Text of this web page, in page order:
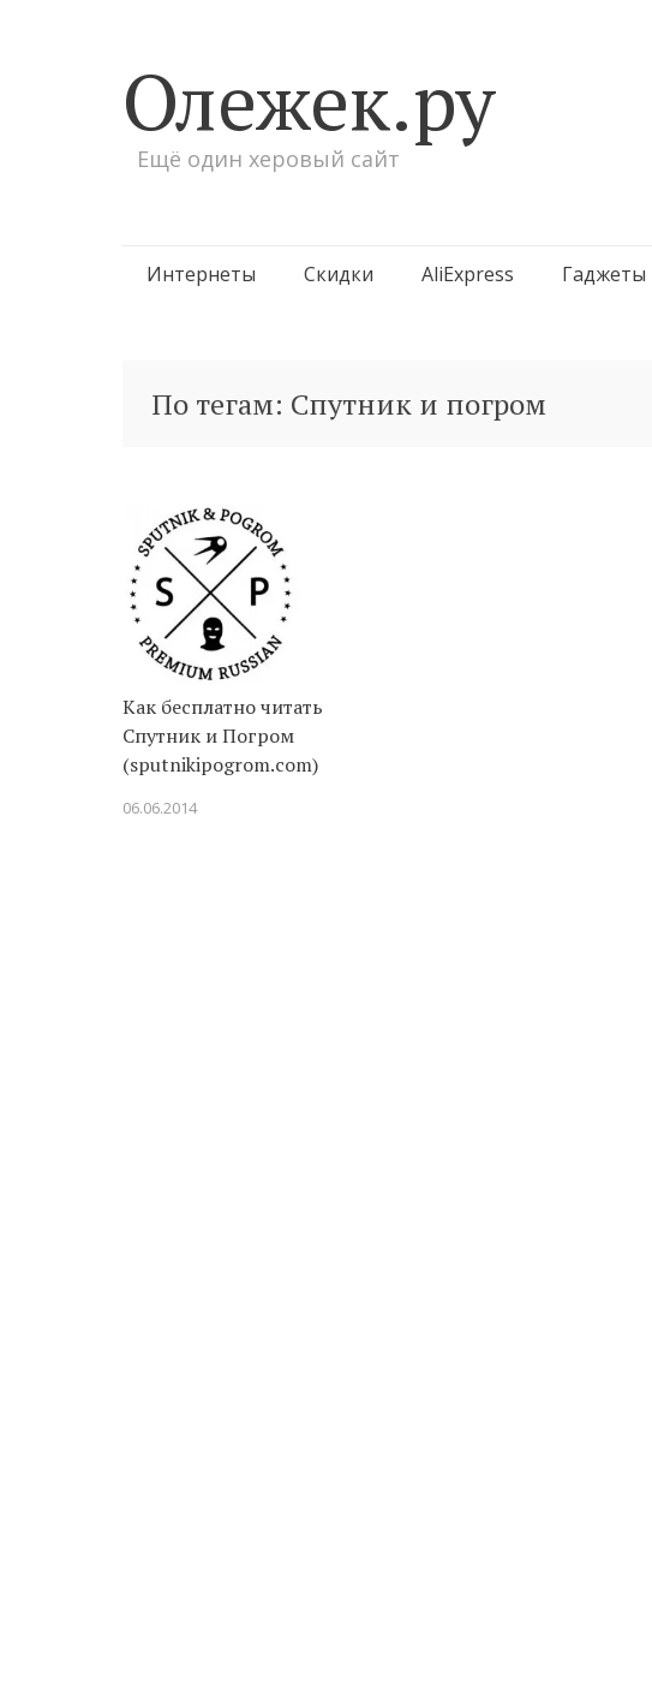
Олежек.ру
Ещё один херовый сайт
Перейти
Интернеты Скидки AliExpress Гаджеты
По тегам: Спутник и погром
Как бесплатно читать
Спутник и Погром
(sputnikipogrom.com)
06.06.2014